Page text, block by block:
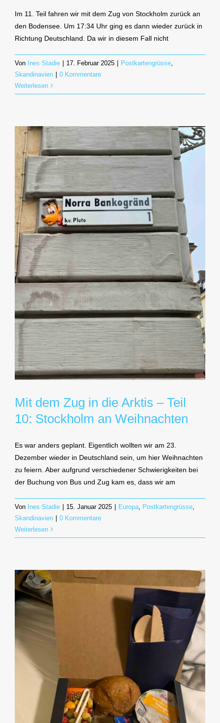
Im 11. Teil fahren wir mit dem Zug von Stockholm zurück an
den Bodensee. Um 17:34 Uhr ging es dann wieder zurück in
Richtung Deutschland. Da wir in diesem Fall nicht
Von Ines Stadie | 17. Februar 2025 | Postkartengrüsse
Skandinavien | 0 Kommentare
Weiterlesen
Mit dem Zug in die Arktis – Teil
10: Stockholm an Weihnachten
Es war anders geplant. Eigentlich wollten wir am 23.
Dezember wieder in Deutschland sein, um hier Weihnachten
zu feiern. Aber aufgrund verschiedener Schwierigkeiten bei
der Buchung von Bus und Zug kam es, dass wir am
Von Ines Stadie | 15. Januar 2025 | Europa Postkartengrüsse
Skandinavien | 0 Kommentare
Weiterlesen